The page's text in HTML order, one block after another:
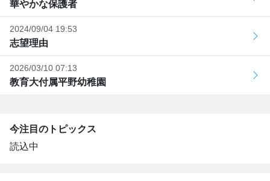
華やかな保護者
2024/09/04 19:53
志望理由
2026/03/10 07:13
教育大付属平野幼稚園
今注目のトピックス
読込中